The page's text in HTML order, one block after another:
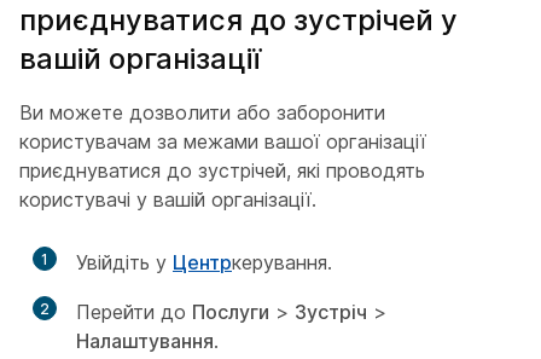
приєднуватися до зустрічей у
вашій організації
Ви можете дозволити або заборонити
користувачам за межами вашої організації
приєднуватися до зустрічей, які проводять
користувачі у вашій організації.
1 Увійдіть у Центркерування.
2 Перейти до Послуги > Зустріч >
Налаштування.